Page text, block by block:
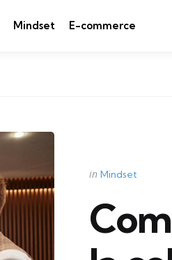
Mindset E-commerce
Categories
Posted
in Mindset